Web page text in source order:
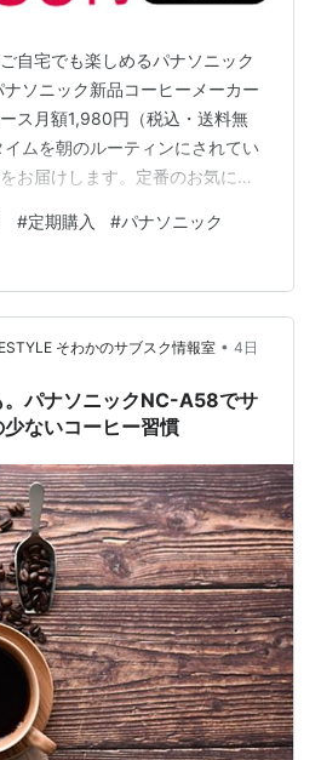
自宅でも楽しめるパナソニック
ソニック新品コーヒーメーカー
ス月額1,980円（税込・送料無
ムを朝のルーティンにされてい
お届けします。定番のお気に入
みるのも楽しいです。本記事で
選び方と、パナソニック新品コ
のサブスクコースの特長・評
す。ぜひ、ご活用ください。 こ
者の紹介 コーヒーサブスクのト
ク（定期購入）と…
#定期購入 #パナソニック
そわかのサブスク情報室 • 4日
。パナソニックNC-A58でサ
ないコーヒー習慣